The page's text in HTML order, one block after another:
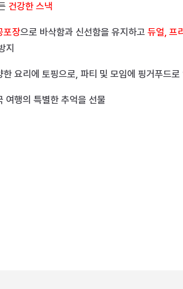
건강한 스낵
포장으로 바삭함과 신선함을 유지하고 듀얼, 프
지
한 요리에 토핑으로, 파티 및 모임에 핑거푸드로
여행의 특별한 추억을 선물